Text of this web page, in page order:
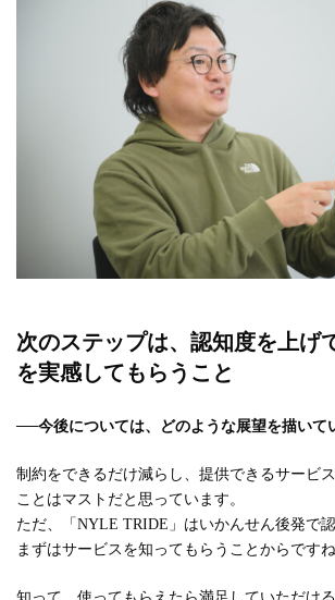
次のステップは、認知度を上げ
を実感してもらうこと
──今後については、どのような展望を描いて
制約をできるだけ減らし、提供できるサービ
ことはマストだと思っています。
ただ、「NYLE TRIDE」はいかんせん後発で
まずはサービスを知ってもらうことからですね